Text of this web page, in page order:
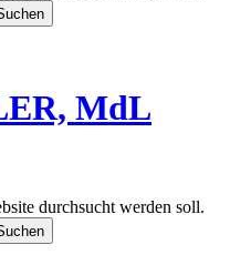
MdL
durchsucht werden soll.